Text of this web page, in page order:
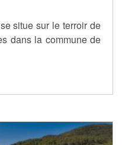
situe sur le terroir de
dans la commune de